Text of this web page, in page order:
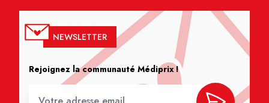
NEWSLETTER
Rejoignez la communauté Médiprix !